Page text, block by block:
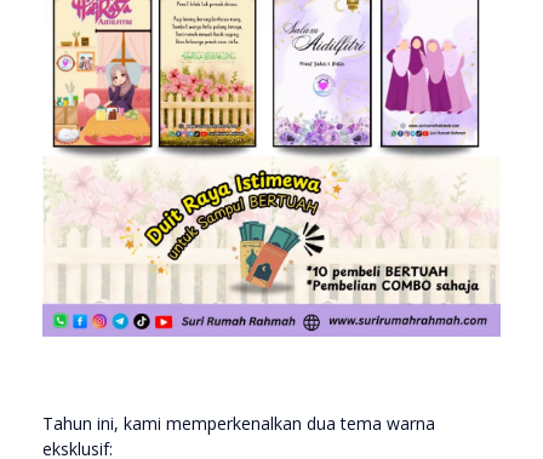
Tahun ini, kami memperkenalkan dua tema warna
eksklusif: